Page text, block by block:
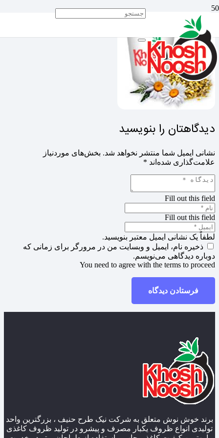
دیدگاهتان را بنویسید
نشانی ایمیل شما منتشر نخواهد شد. بخش‌های موردنیاز
علامت‌گذاری شده‌اند *
Fill out this field
Fill out this field
لطفاً یک نشانی ایمیل معتبر بنویسید.
ذخیره نام، ایمیل و وبسایت من در مرورگر برای زمانی که
دوباره دیدگاهی می‌نویسم.
You need to agree with the terms to proceed
فرستادن دیدگاه
برند خوش نوش متعلق به شرکت نیک طرح حنیف ، بزرگترین واحد
تولیدی انواع ظروف یکبار مصرف و پیشرو در تولید ظروف کاغذی